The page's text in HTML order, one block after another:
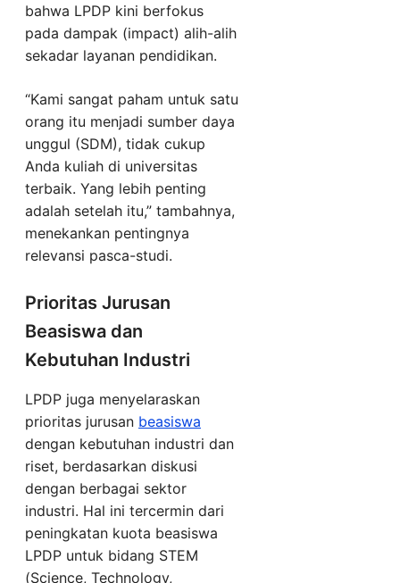
bahwa LPDP kini berfokus
pada dampak (impact) alih-alih
sekadar layanan pendidikan.
“Kami sangat paham untuk satu
orang itu menjadi sumber daya
unggul (SDM), tidak cukup
Anda kuliah di universitas
terbaik. Yang lebih penting
adalah setelah itu,” tambahnya,
menekankan pentingnya
relevansi pasca-studi.
Prioritas Jurusan
Beasiswa dan
Kebutuhan Industri
LPDP juga menyelaraskan
prioritas jurusan beasiswa
dengan kebutuhan industri dan
riset, berdasarkan diskusi
dengan berbagai sektor
industri. Hal ini tercermin dari
peningkatan kuota beasiswa
LPDP untuk bidang STEM
(Science, Technology,